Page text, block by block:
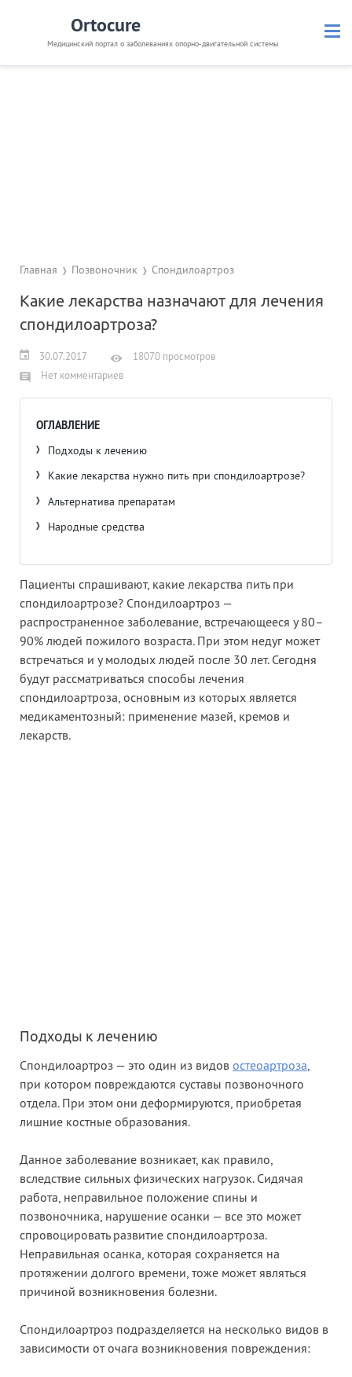
Ortocure
Медицинский портал о заболеваниях опорно-двигательной системы
Главная Позвоночник Спондилоартроз
Какие лекарства назначают для лечения
спондилоартроза?
30.07.2017
18070 просмотров
Нет комментариев
ОГЛАВЛЕНИЕ
Подходы к лечению
Какие лекарства нужно пить при спондилоартрозе?
Альтернатива препаратам
Народные средства
Пациенты спрашивают, какие лекарства пить при
спондилоартрозе? Спондилоартроз —
распространенное заболевание, встречающееся у 80–
90% людей пожилого возраста. При этом недуг может
встречаться и у молодых людей после 30 лет. Сегодня
будут рассматриваться способы лечения
спондилоартроза, основным из которых является
медикаментозный: применение мазей, кремов и
лекарств.
Подходы к лечению
Спондилоартроз — это один из видов остеоартроза,
при котором повреждаются суставы позвоночного
отдела. При этом они деформируются, приобретая
лишние костные образования.
Данное заболевание возникает, как правило,
вследствие сильных физических нагрузок. Сидячая
работа, неправильное положение спины и
позвоночника, нарушение осанки — все это может
спровоцировать развитие спондилоартроза.
Неправильная осанка, которая сохраняется на
протяжении долгого времени, тоже может являться
причиной возникновения болезни.
Спондилоартроз подразделяется на несколько видов в
зависимости от очага возникновения повреждения: